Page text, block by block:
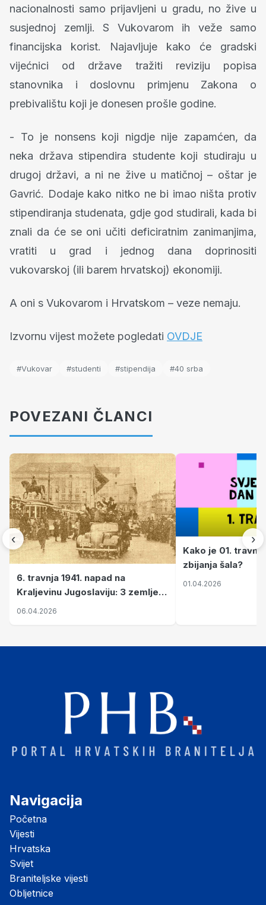
nacionalnosti samo prijavljeni u gradu, no žive u
susjednoj zemlji. S Vukovarom ih veže samo
financijska korist. Najavljuje kako će gradski
vijećnici od države tražiti reviziju popisa
stanovnika i doslovnu primjenu Zakona o
prebivalištu koji je donesen prošle godine.
- To je nonsens koji nigdje nije zapamćen, da
neka država stipendira studente koji studiraju u
drugoj državi, a ni ne žive u matičnoj – oštar je
Gavrić. Dodaje kako nitko ne bi imao ništa protiv
stipendiranja studenata, gdje god studirali, kada bi
znali da će se oni učiti deficiratnim zanimanjima,
vratiti u grad i jednog dana doprinositi
vukovarskoj (ili barem hrvatskoj) ekonomiji.
A oni s Vukovarom i Hrvatskom – veze nemaju.
Izvornu vijest možete pogledati OVDJE
#Vukovar #studenti #stipendija #40 srba
POVEZANI ČLANCI
‹
6. travnja 1941. napad na
Kraljevinu Jugoslaviju: 3 zemlje
nastale njenim raspadom
06.04.2026
Kako je 01.
zbijanja šala?
01.04.2026
›
Navigacija
Početna
Vijesti
Hrvatska
Svijet
Braniteljske vijesti
Obljetnice